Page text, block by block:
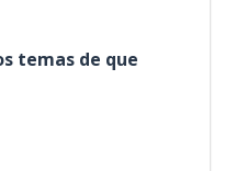
temas de que